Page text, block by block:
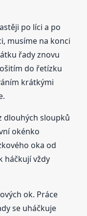
po líci a po
musíme na konci
řady znovu
do řetízku
krátkými
dlouhých sloupků
okénko
oka od
háčkují vždy
ok. Práce
se uháčkuje